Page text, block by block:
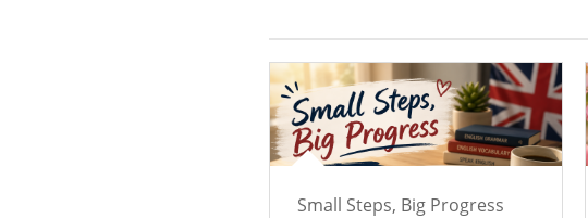
Small Steps, Big Progress